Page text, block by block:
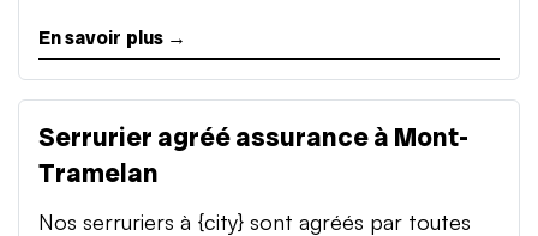
En savoir plus →
Serrurier agréé assurance à Mont-
Tramelan
Nos serruriers à {city} sont agréés par toutes